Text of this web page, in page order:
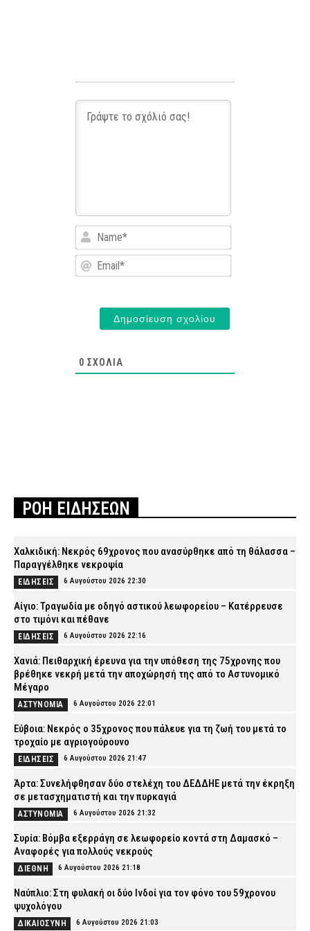
Name*
Email*
0 ΣΧΌΛΙΑ
ΡΟΗ ΕΙΔΗΣΕΩΝ
Χαλκιδική: Νεκρός 69χρονος που ανασύρθηκε από τη θάλασσα –
Παραγγέλθηκε νεκροψία
ΕΙΔΗΣΕΙΣ 6 Αυγούστου 2026 22:30
Αίγιο: Τραγωδία με οδηγό αστικού λεωφορείου – Κατέρρευσε
στο τιμόνι και πέθανε
ΕΙΔΗΣΕΙΣ 6 Αυγούστου 2026 22:16
Χανιά: Πειθαρχική έρευνα για την υπόθεση της 75χρονης που
βρέθηκε νεκρή μετά την αποχώρησή της από το Αστυνομικό
Μέγαρο
ΑΣΤΥΝΟΜΙΑ 6 Αυγούστου 2026 22:01
Εύβοια: Νεκρός ο 35χρονος που πάλευε για τη ζωή του μετά το
τροχαίο με αγριογούρουνο
ΕΙΔΗΣΕΙΣ 6 Αυγούστου 2026 21:47
Άρτα: Συνελήφθησαν δύο στελέχη του ΔΕΔΔΗΕ μετά την έκρηξη
σε μετασχηματιστή και την πυρκαγιά
ΑΣΤΥΝΟΜΙΑ 6 Αυγούστου 2026 21:32
Συρία: Βόμβα εξερράγη σε λεωφορείο κοντά στη Δαμασκό –
Αναφορές για πολλούς νεκρούς
ΔΙΕΘΝΗ 6 Αυγούστου 2026 21:18
Ναύπλιο: Στη φυλακή οι δύο Ινδοί για τον φόνο του 59χρονου
ψυχολόγου
ΔΙΚΑΙΟΣΥΝΗ 6 Αυγούστου 2026 21:03